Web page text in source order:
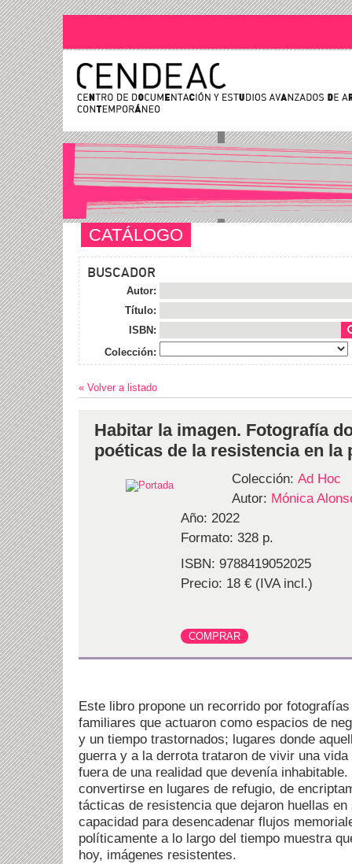
CATÁLOGO
BUSCADOR
Autor:
Título:
ISBN:
Colección:
« Volver a listado
Habitar la imagen. Fotografía
poéticas de la resistencia en la
Colección: Ad Hoc
Autor: Mónica
Año: 2022
Formato: 328 p.
ISBN: 9788419052025
Precio: 18 € (IVA incl.)
Este libro propone un recorrido por
familiares que actuaron como espacios de
y un tiempo trastornados; lugares donde
guerra y a la derrota trataron de vivir una
fuera de una realidad que devenía
convertirse en lugares de refugio, de
tácticas de resistencia que dejaron huellas
capacidad para desencadenar flujos
políticamente a lo largo del tiempo muestra
hoy, imágenes resistentes.